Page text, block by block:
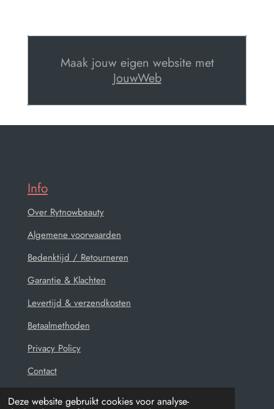
Deze website gebruikt cookies voor analyse-
Maak jouw eigen website met
JouwWeb
Info
Over Rytnowbeauty
Algemene voorwaarden
Bedenktijd / Retourneren
Garantie & Klachten
Levertijd & verzendkosten
Betaalmethoden
Privacy Policy
Contact